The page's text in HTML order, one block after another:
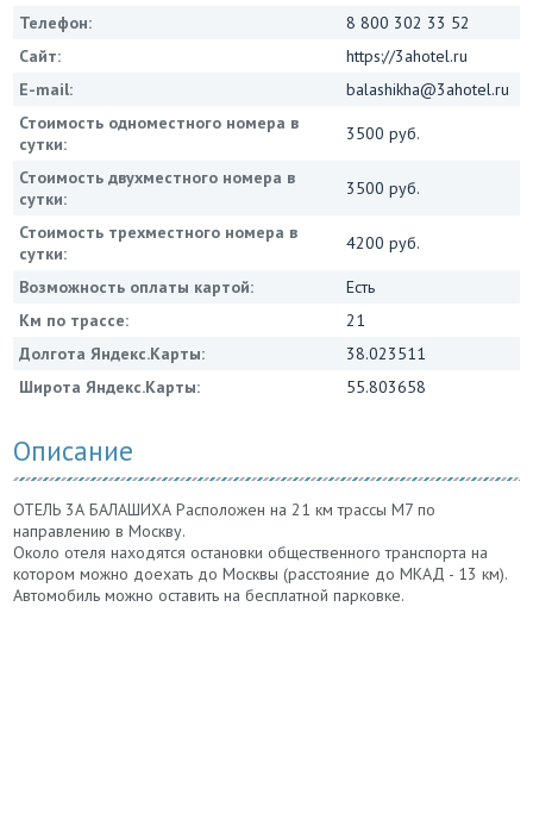
Телефон:
8 800 302 33 52
Сайт:
https://3ahotel.ru
E-mail:
balashikha@3ahotel.ru
Стоимость одноместного номера в
сутки:
3500 руб.
Стоимость двухместного номера в
сутки:
3500 руб.
Стоимость трехместного номера в
сутки:
4200 руб.
Возможность оплаты картой:
Есть
Км по трассе:
21
Долгота Яндекс.Карты:
38.023511
Широта Яндекс.Карты:
55.803658
Описание
ОТЕЛЬ 3А БАЛАШИХА Расположен на 21 км трассы М7 по
направлению в Москву.
Около отеля находятся остановки общественного транспорта на
котором можно доехать до Москвы (расстояние до МКАД - 13 км).
Автомобиль можно оставить на бесплатной парковке.